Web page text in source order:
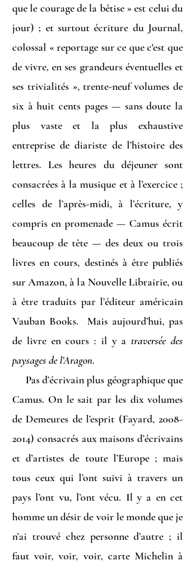
que le courage de la bêtise » est celui du
jour) ; et surtout écriture du Journal,
colossal « reportage sur ce que c'est que
de vivre, en ses grandeurs éventuelles et
ses trivialités », trente-neuf volumes de
six à huit cents pages — sans doute la
plus vaste et la plus exhaustive
entreprise de diariste de l’histoire des
lettres. Les heures du déjeuner sont
consacrées à la musique et à l’exercice ;
celles de l’après-midi, à l’écriture, y
compris en promenade — Camus écrit
beaucoup de tête — des deux ou trois
livres en cours, destinés à être publiés
sur Amazon, à la Nouvelle Librairie, ou
à être traduits par l’éditeur américain
Vauban Books. Mais aujourd’hui, pas
de livre en cours : il y atraversée des
paysages de l’Aragon.
Pas d’écrivain plus géographique que
Camus. On le sait par les dix volumes
de Demeures de l’esprit (Fayard, 2008-
2014) consacrés aux maisons d’écrivains
et d’artistes de toute l’Europe ; mais
tous ceux qui l’ont suivi à travers un
pays l’ont vu, l’ont vécu. Il y a en cet
homme un désir de voir le monde que je
n’ai trouvé chez personne d’autre ; il
faut voir, voir, voir, carte Michelin à